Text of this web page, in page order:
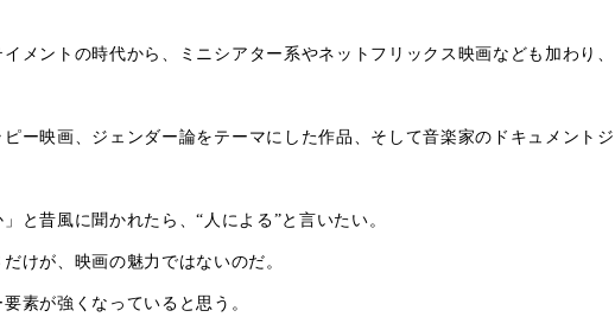
メントの時代から、ミニシアター系やネットフリックス映画なども加わり、
ー映画、ジェンダー論をテーマにした作品、そして音楽家のドキュメントジ
と昔風に聞かれたら、“人による”と言いたい。
けが、映画の魅力ではないのだ。
素が強くなっていると思う。